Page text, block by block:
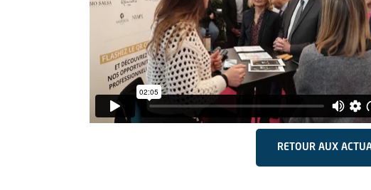
RETOUR AUX